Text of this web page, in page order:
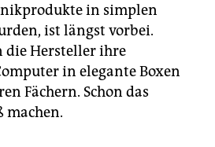
in simplen
ist längst vorbei.
die Hersteller ihre
in elegante Boxen
Fächern. Schon das
machen.